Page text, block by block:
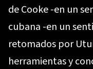
de Cooke -en un
cubana -en un
retomados por
herramientas y